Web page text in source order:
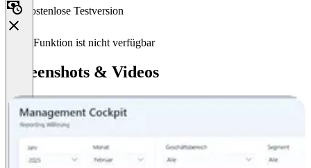
Kostenlose Testversion
Diese Funktion ist nicht verfügbar
Screenshots & Videos